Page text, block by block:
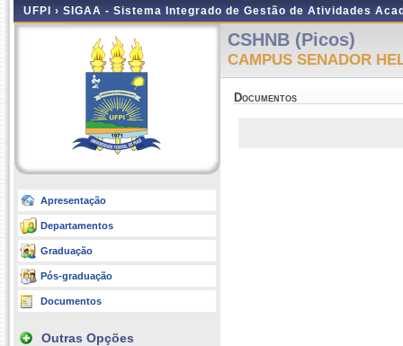
UFPI › SIGAA - Sistema Integrado de Gestão de Atividades
Apresentação
Departamentos
Graduação
Pós-graduação
Documentos
Outras Opções
CSHNB (Picos)
CAMPUS SENADOR
Documentos